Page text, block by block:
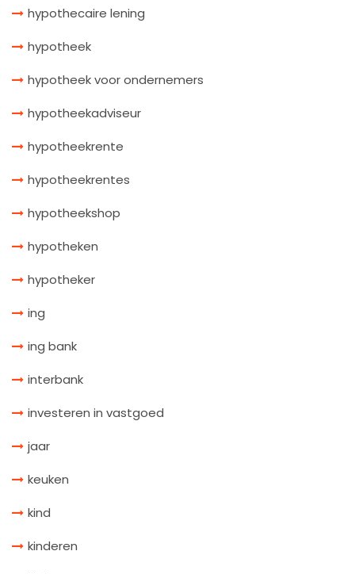
hypothecaire lening
hypotheek
hypotheek voor ondernemers
hypotheekadviseur
hypotheekrente
hypotheekrentes
hypotheekshop
hypotheken
hypotheker
ing
ing bank
interbank
investeren in vastgoed
jaar
keuken
kind
kinderen